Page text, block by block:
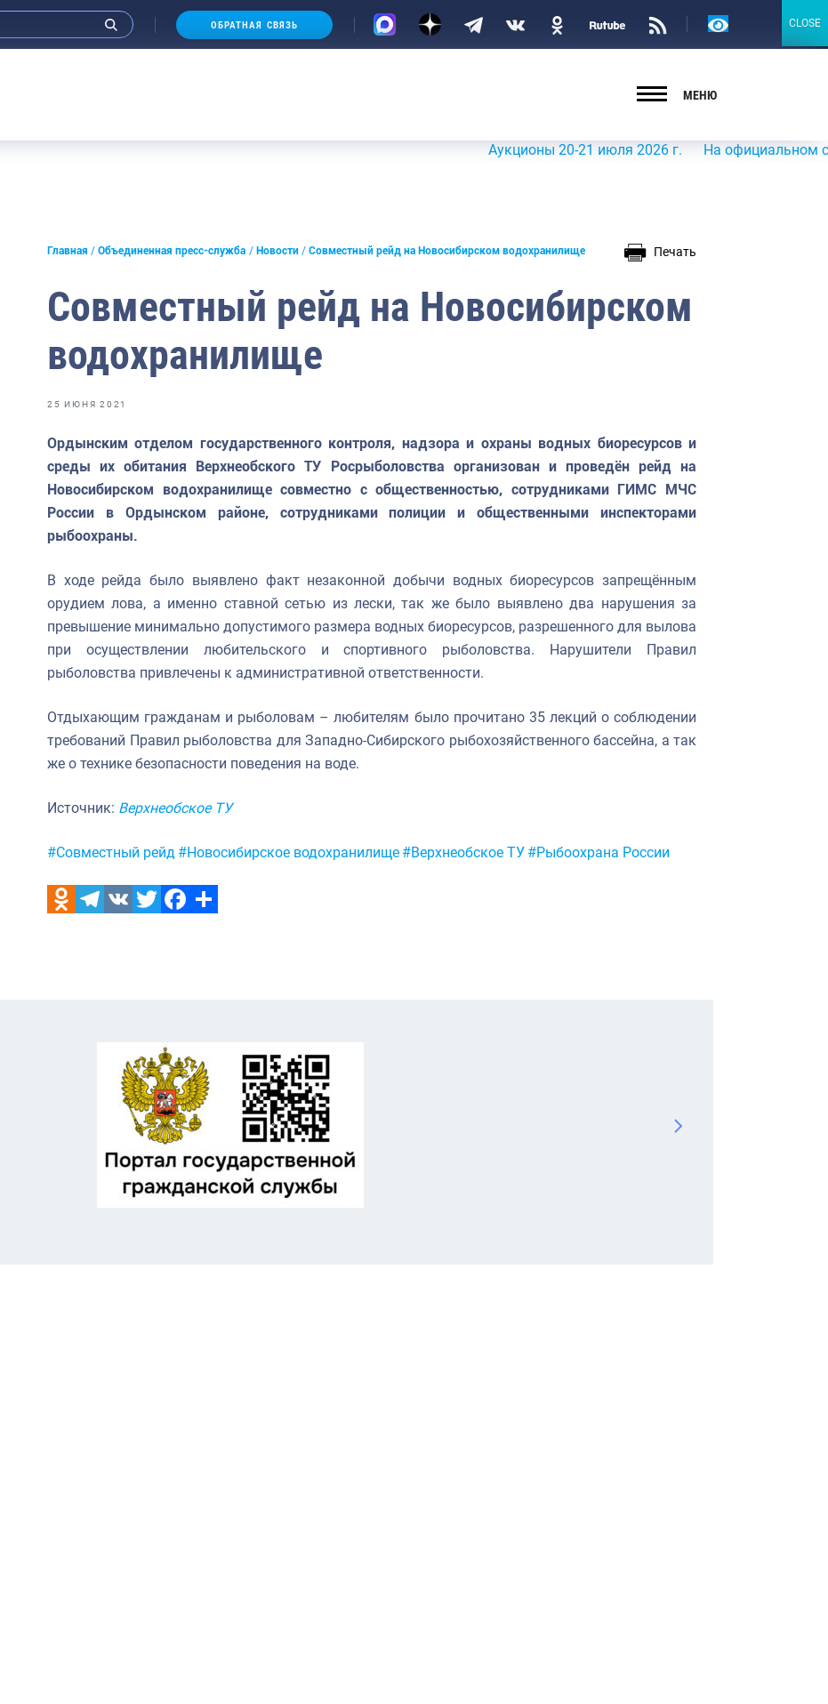
СМИ
и конференции
России
в цифрах
африканская экспедиция
духовно-нравственных
в России и мире
ОБРАТНАЯ СВЯЗЬ
Версия
МЕНЮ
Аукционы 20-21 июля 2026 г. На официальном сайте
Главная Объединенная пресс-служба Новости Совместный рейд на Новосибирском водохранилище Печать
Совместный рейд на Новосибирском
водохранилище
25 ИЮНЯ 2021
Ордынским отделом государственного контроля, надзора и охраны водных биоресурсов и
среды их обитания Верхнеобского ТУ Росрыболовства организован и проведён рейд на
Новосибирском водохранилище совместно с общественностью, сотрудниками ГИМС МЧС
России в Ордынском районе, сотрудниками полиции и общественными инспекторами
рыбоохраны.
В ходе рейда было выявлено факт незаконной добычи водных биоресурсов запрещённым
орудием лова, а именно ставной сетью из лески, так же было выявлено два нарушения за
превышение минимально допустимого размера водных биоресурсов, разрешенного для вылова
при осуществлении любительского и спортивного рыболовства. Нарушители Правил
рыболовства привлечены к административной ответственности.
Отдыхающим гражданам и рыболовам – любителям было прочитано 35 лекций о соблюдении
требований Правил рыболовства для Западно-Сибирского рыбохозяйственного бассейна, а так
же о технике безопасности поведения на воде.
Источник: Верхнеобское ТУ
Метки:
#Совместный рейд #Новосибирское водохранилище #Верхнеобское ТУ #Рыбоохрана России
CLOSE
CLOSE